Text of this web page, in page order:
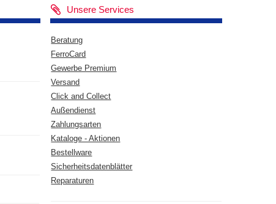
Unsere Services
Beratung
FerroCard
Gewerbe Premium
Versand
Click and Collect
Außendienst
Zahlungsarten
Kataloge - Aktionen
Bestellware
Sicherheitsdatenblätter
Reparaturen